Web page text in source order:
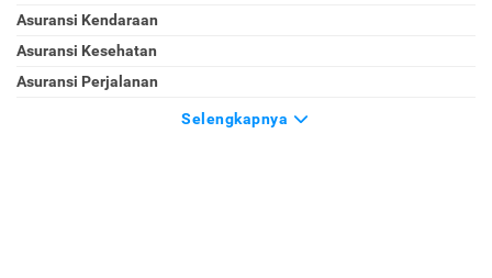
Asuransi Kendaraan
Asuransi Kesehatan
Asuransi Perjalanan
Selengkapnya